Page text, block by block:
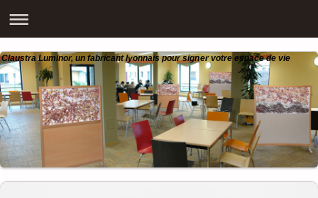
Claustra Luminor, un fabricant lyonnais pour signer votre espace de vie